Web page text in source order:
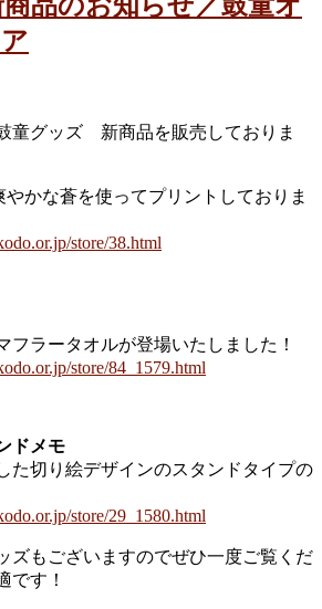
童グッズ 新商品を販売しておりま
やかな蒼を使ってプリントしておりま
store/38.html
フラータオルが登場いたしました！
store/84_1579.html
ドメモ
た切り絵デザインのスタンドタイプの
store/29_1580.html
ズもございますのでぜひ一度ご覧くだ
です！